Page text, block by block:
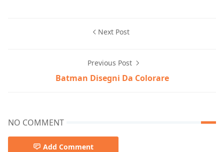
Next Post
Previous Post
Batman Disegni Da Colorare
NO COMMENT
Add Comment